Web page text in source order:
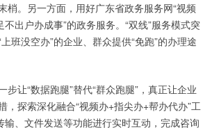
。另一方面，用好广东省政务服务网“视频
出户办成事”的政务服务。“双线”服务模式突
班没空办”的企业、群众提供“免跑”的办理途
步让“数据跑腿”替代“群众跑腿”，真正让企业
探索深化融合“视频办+指尖办+帮办代办”工
、文件发送等功能进行实时互动，完成咨询